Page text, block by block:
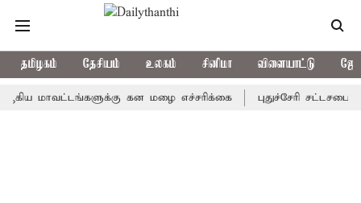
தமிழகம் தேசியம் உலகம் சினிமா விளையாட்டு
கன மழை எச்சரிக்கை புதுச்சேரி சட்டசபையில்